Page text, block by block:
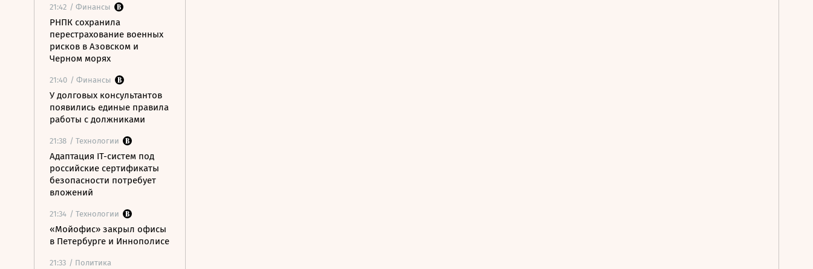
21:42 / Финансы
РНПК сохранила
перестрахование военных
рисков в Азовском и
Черном морях
21:40 / Финансы
У долговых консультантов
появились единые правила
работы с должниками
21:38 / Технологии
Адаптация IT-систем под
российские сертификаты
безопасности потребует
вложений
21:34 / Технологии
«Мойофис» закрыл офисы
в Петербурге и Иннополисе
21:33 / Политика